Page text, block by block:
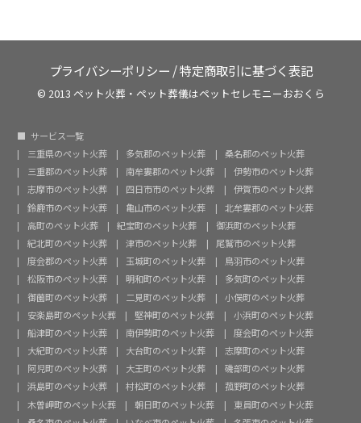
プライバシーポリシー /特定商取引に基づく表記
© 2013 ペット火葬・ペット葬儀はペットセレモニーおおくら
サービス一覧
三重県のペット火葬
多気郡のペット火葬
桑名郡のペット火葬
三重郡のペット火葬
南牟婁郡のペット火葬
伊勢市のペット火葬
志摩市のペット火葬
四日市市のペット火葬
伊賀市のペット火葬
鈴鹿市のペット火葬
亀山市のペット火葬
北牟婁郡のペット火葬
高町のペット火葬
紀宝町のペット火葬
御浜町のペット火葬
紀北町のペット火葬
津市のペット火葬
尾鷲市のペット火葬
度会郡のペット火葬
玉城町のペット火葬
鳥羽市のペット火葬
松阪市のペット火葬
明和町のペット火葬
多気町のペット火葬
御薗町のペット火葬
二見町のペット火葬
小俣町のペット火葬
安楽島町のペット火葬
堅神町のペット火葬
小浜町のペット火葬
船津町のペット火葬
南伊勢町のペット火葬
度会町のペット火葬
大紀町のペット火葬
大台町のペット火葬
志摩町のペット火葬
阿児町のペット火葬
大王町のペット火葬
磯部町のペット火葬
浜島町のペット火葬
村松町のペット火葬
菰野町のペット火葬
木曽岬町のペット火葬
朝日町のペット火葬
東員町のペット火葬